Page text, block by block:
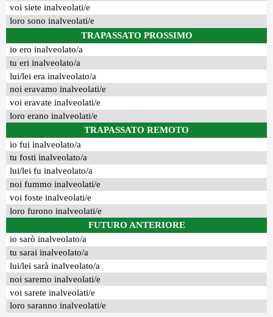
voi siete inalveolati/e
loro sono inalveolati/e
TRAPASSATO PROSSIMO
io ero inalveolato/a
tu eri inalveolato/a
lui/lei era inalveolato/a
noi eravamo inalveolati/e
voi eravate inalveolati/e
loro erano inalveolati/e
TRAPASSATO REMOTO
io fui inalveolato/a
tu fosti inalveolato/a
lui/lei fu inalveolato/a
noi fummo inalveolati/e
voi foste inalveolati/e
loro furono inalveolati/e
FUTURO ANTERIORE
io sarò inalveolato/a
tu sarai inalveolato/a
lui/lei sarà inalveolato/a
noi saremo inalveolati/e
voi sarete inalveolati/e
loro saranno inalveolati/e